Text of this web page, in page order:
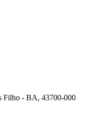
Filho - BA, 43700-000